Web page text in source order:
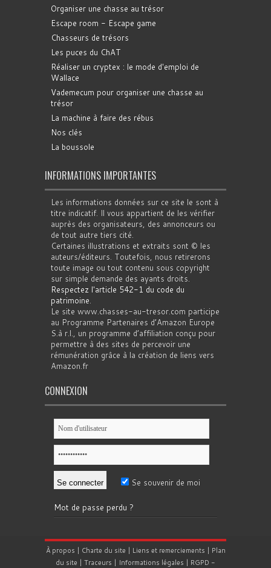
Organiser une chasse au trésor
Escape room - Escape game
Chasseurs de trésors
Les puces du ChAT
Réaliser un cryptex : le mode d'emploi de
Wallace
Vademecum pour organiser une chasse au
trésor
La machine à faire des rébus
Nos clés
La boussole
INFORMATIONS IMPORTANTES
Les informations données sur ce site le sont à
titre indicatif. Il vous appartient de les vérifier
auprès des organisateurs, des annonceurs ou
de tout autre tiers cité.
Certaines illustrations et extraits sont © les
auteurs/éditeurs. Toutefois, nous retirerons
toute image ou tout contenu sous copyright
sur simple demande des ayants droits.
Respectez l'article 542-1 du code du
patrimoine.
Le site www.chasses-au-tresor.com participe
au Programme Partenaires d’Amazon Europe
S.à r.l., un programme d’affiliation conçu pour
permettre à des sites de percevoir une
rémunération grâce à la création de liens vers
Amazon.fr
CONNEXION
Se souvenir de moi
Mot de passe perdu ?
À propos | Charte du site | Liens et remerciements | Plan
du site | Traceurs | Informations légales | RGPD -